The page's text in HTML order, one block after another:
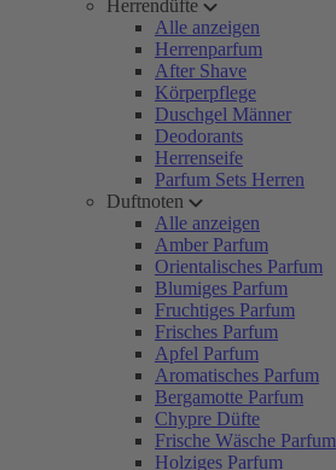
Herrendüfte
Alle anzeigen
Herrenparfum
After Shave
Körperpflege
Duschgel Männer
Deodorants
Herrenseife
Parfum Sets Herren
Duftnoten
Alle anzeigen
Amber Parfum
Orientalisches Parfum
Blumiges Parfum
Fruchtiges Parfum
Frisches Parfum
Apfel Parfum
Aromatisches Parfum
Bergamotte Parfum
Chypre Düfte
Frische Wäsche Parfum
Holziges Parfum